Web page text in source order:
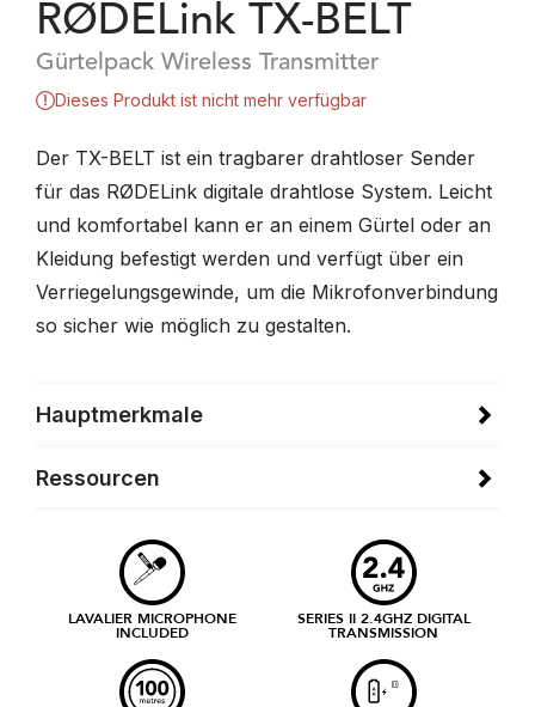
RØDELink TX-BELT
Gürtelpack Wireless Transmitter
Dieses Produkt ist nicht mehr verfügbar
Der TX-BELT ist ein tragbarer drahtloser Sender
für das RØDELink digitale drahtlose System. Leicht
und komfortabel kann er an einem Gürtel oder an
Kleidung befestigt werden und verfügt über ein
Verriegelungsgewinde, um die Mikrofonverbindung
so sicher wie möglich zu gestalten.
Hauptmerkmale
Ressourcen
LAVALIER MICROPHONE
INCLUDED
SERIES II 2.4GHZ DIGITAL
TRANSMISSION